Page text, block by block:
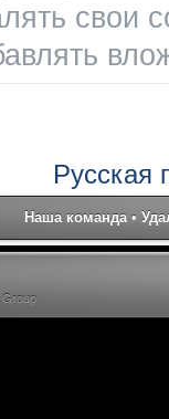
свои
Русская
Наша команда •